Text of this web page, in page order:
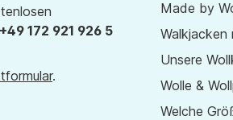
172 921 926 5
.
Made by
Walkjacken
Unsere
Wolle &
Welche